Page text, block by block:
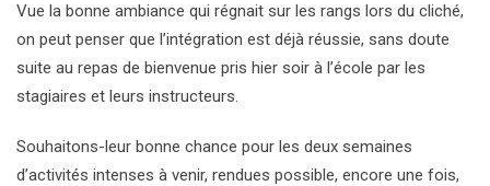
Vue la bonne ambiance qui régnait sur les rangs lors du cliché,
on peut penser que l’intégration est déjà réussie, sans doute
suite au repas de bienvenue pris hier soir à l’école par les
stagiaires et leurs instructeurs.
Souhaitons-leur bonne chance pour les deux semaines
d’activités intenses à venir, rendues possible, encore une fois,